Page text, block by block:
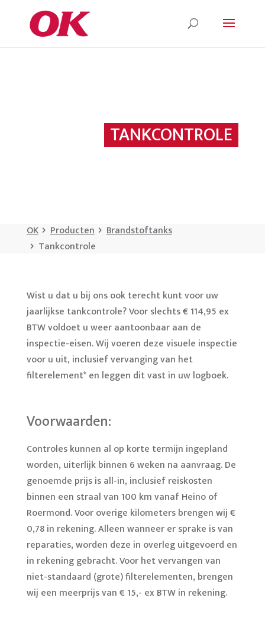
TANKCONTROLE
OK Producten
Brandstoftanks
Tankcontrole
Wist u dat u bij ons ook terecht kunt voor uw
jaarlijkse tankcontrole? Voor slechts € 114,95 ex
BTW voldoet u weer aantoonbaar aan de
inspectie-eisen. Wij voeren deze visuele inspectie
voor u uit, inclusief vervanging van het
filterelement* en leggen dit vast in uw logboek.
Voorwaarden:
Controles kunnen al op korte termijn ingepland
worden, uiterlijk binnen 6 weken na aanvraag. De
genoemde prijs is all-in, inclusief reiskosten
binnen een straal van 100 km vanaf Heino of
Roermond. Voor overige kilometers brengen wij €
0,78 in rekening. Alleen wanneer er sprake is van
reparaties, worden deze in overleg uitgevoerd en
in rekening gebracht. Voor het vervangen van
niet-standaard (grote) filterelementen, brengen
wij een meerprijs van € 15,- ex BTW in rekening.